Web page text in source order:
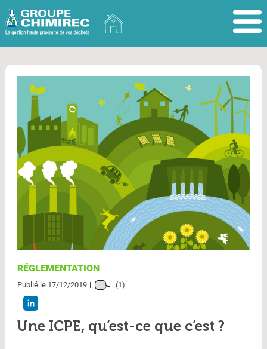
RÉGLEMENTATION
Publié le 17/12/2019 (1)
Une ICPE, qu’est-ce que c’est ?